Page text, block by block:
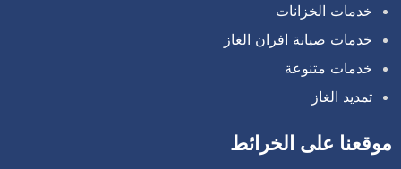
خدمات الخزانات
خدمات صيانة افران الغاز
خدمات متنوعة
تمديد الغاز
موقعنا على الخرائط